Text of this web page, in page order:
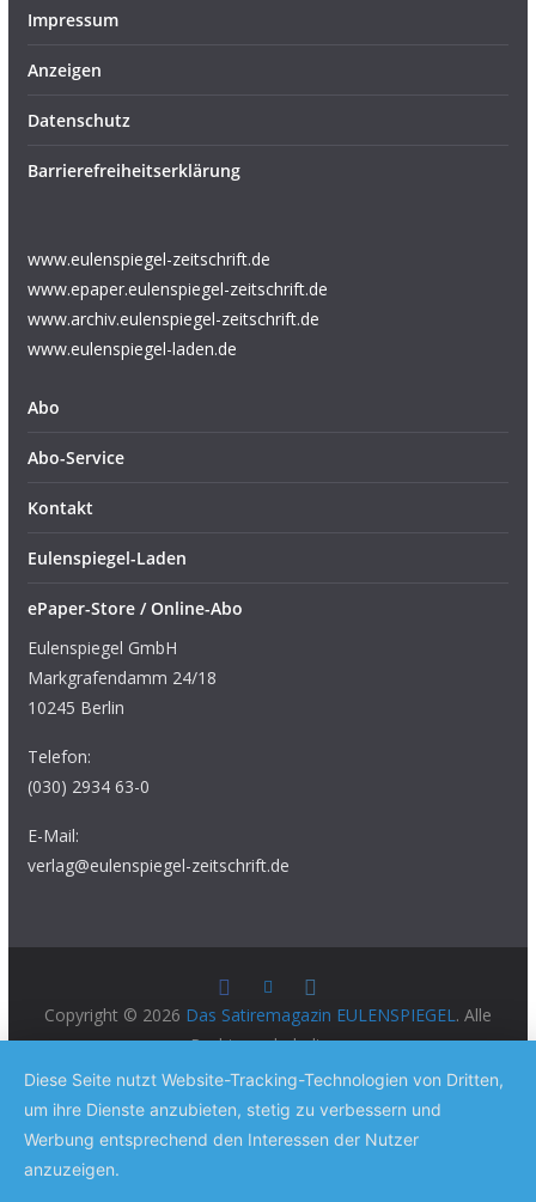
Impressum
Anzeigen
Datenschutz
Barrierefreiheitserklärung
www.eulenspiegel-zeitschrift.de
www.epaper.eulenspiegel-zeitschrift.de
www.archiv.eulenspiegel-zeitschrift.de
www.eulenspiegel-laden.de
Abo
Abo-Service
Kontakt
Eulenspiegel-Laden
ePaper-Store / Online-Abo
Eulenspiegel GmbH
Markgrafendamm 24/18
10245 Berlin
Telefon:
(030) 2934 63-0
E-Mail:
verlag@eulenspiegel-zeitschrift.de
Copyright © 2026 Das Satiremagazin EULENSPIEGEL. Alle
Rechte vorbehalten.
Theme:ColorMag Provon ThemeGrill. Präsentiert von
WordPress.
Diese Seite nutzt Website-Tracking-Technologien von Dritten,
um ihre Dienste anzubieten, stetig zu verbessern und
Werbung entsprechend den Interessen der Nutzer
anzuzeigen.